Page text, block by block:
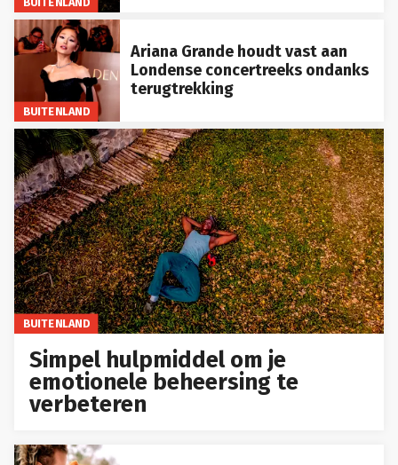
BUITENLAND
Ariana Grande houdt vast aan
Londense concertreeks ondanks
terugtrekking
BUITENLAND
Simpel hulpmiddel om je
emotionele beheersing te
verbeteren